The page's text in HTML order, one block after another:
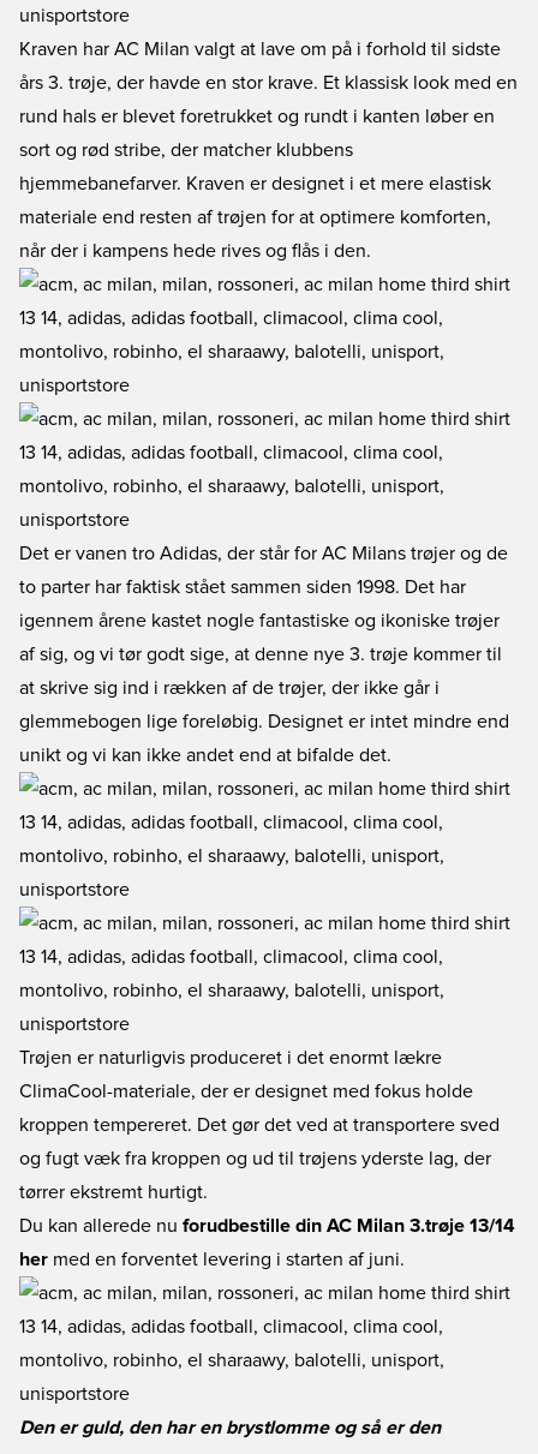
Kraven har AC Milan valgt at lave om på i forhold til sidste
års 3. trøje, der havde en stor krave. Et klassisk look med en
rund hals er blevet foretrukket og rundt i kanten løber en
sort og rød stribe, der matcher klubbens
hjemmebanefarver. Kraven er designet i et mere elastisk
materiale end resten af trøjen for at optimere komforten,
når der i kampens hede rives og flås i den.
Det er vanen tro Adidas, der står for AC Milans trøjer og de
to parter har faktisk stået sammen siden 1998. Det har
igennem årene kastet nogle fantastiske og ikoniske trøjer
af sig, og vi tør godt sige, at denne nye 3. trøje kommer til
at skrive sig ind i rækken af de trøjer, der ikke går i
glemmebogen lige foreløbig. Designet er intet mindre end
unikt og vi kan ikke andet end at bifalde det.
Trøjen er naturligvis produceret i det enormt lækre
ClimaCool-materiale, der er designet med fokus holde
kroppen tempereret. Det gør det ved at transportere sved
og fugt væk fra kroppen og ud til trøjens yderste lag, der
tørrer ekstremt hurtigt.
Du kan allerede nu forudbestille din AC Milan 3.trøje 13/14
her med en forventet levering i starten af juni.
Den er guld, den har en brystlomme og så er den